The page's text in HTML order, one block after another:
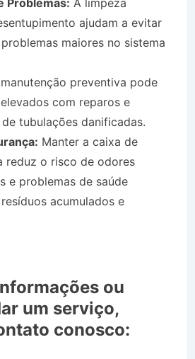
ajudam a evitar
maiores no sistema
preventiva pode
com reparos e
tubulações danificadas.
Manter a caixa de
reduz o risco de odores
e problemas de saúde
acumulados e
ou
um serviço,
conosco: